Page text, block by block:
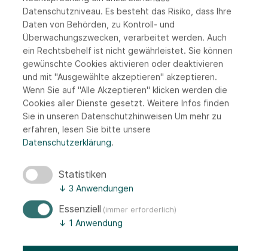
90471 Nürnberg
JETZT BEWERBEN
MEHR INFOS
NÜRNBERG
Datenschutzniveau. Es besteht das Risiko, dass Ihre
Daten von Behörden, zu Kontroll- und
Überwachungszwecken, verarbeitet werden. Auch
ein Rechtsbehelf ist nicht gewährleistet. Sie können
gewünschte Cookies aktivieren oder deaktivieren
und mit "Ausgewählte akzeptieren" akzeptieren.
Wenn Sie auf "Alle Akzeptieren" klicken werden die
Cookies aller Dienste gesetzt. Weitere Infos finden
Sie in unseren Datenschutzhinweisen Um mehr zu
erfahren, lesen Sie bitte unsere
Datenschutzerklärung.
Statistiken
↓ 3 Anwendungen
Essenziell (immer erforderlich)
↓ 1 Anwendung